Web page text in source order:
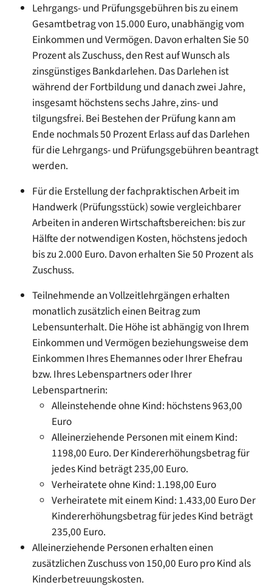
Lehrgangs- und Prüfungsgebühren bis zu einem
Gesamtbetrag von 15.000 Euro, unabhängig vom
Einkommen und Vermögen. Davon erhalten Sie 50
Prozent als Zuschuss, den Rest auf Wunsch als
zinsgünstiges Bankdarlehen. Das Darlehen ist
während der Fortbildung und danach zwei Jahre,
insgesamt höchstens sechs Jahre, zins- und
tilgungsfrei. Bei Bestehen der Prüfung kann am
Ende nochmals 50 Prozent Erlass auf das Darlehen
für die Lehrgangs- und Prüfungsgebühren beantragt
werden.
Für die Erstellung der fachpraktischen Arbeit im
Handwerk (Prüfungsstück) sowie vergleichbarer
Arbeiten in anderen Wirtschaftsbereichen: bis zur
Hälfte der notwendigen Kosten, höchstens jedoch
bis zu 2.000 Euro. Davon erhalten Sie 50 Prozent als
Zuschuss.
Teilnehmende an Vollzeitlehrgängen erhalten
monatlich zusätzlich einen Beitrag zum
Lebensunterhalt. Die Höhe ist abhängig von Ihrem
Einkommen und Vermögen beziehungsweise dem
Einkommen Ihres Ehemannes oder Ihrer Ehefrau
bzw. Ihres Lebenspartners oder Ihrer
Lebenspartnerin:
Alleinstehende ohne Kind: höchstens 963,00
Euro
Alleinerziehende Personen mit einem Kind:
1198,00 Euro. Der Kindererhöhungsbetrag für
jedes Kind beträgt 235,00 Euro.
Verheiratete ohne Kind: 1.198,00 Euro
Verheiratete mit einem Kind: 1.433,00 Euro Der
Kindererhöhungsbetrag für jedes Kind beträgt
235,00 Euro.
Alleinerziehende Personen erhalten einen
zusätzlichen Zuschuss von 150,00 Euro pro Kind als
Kinderbetreuungskosten.